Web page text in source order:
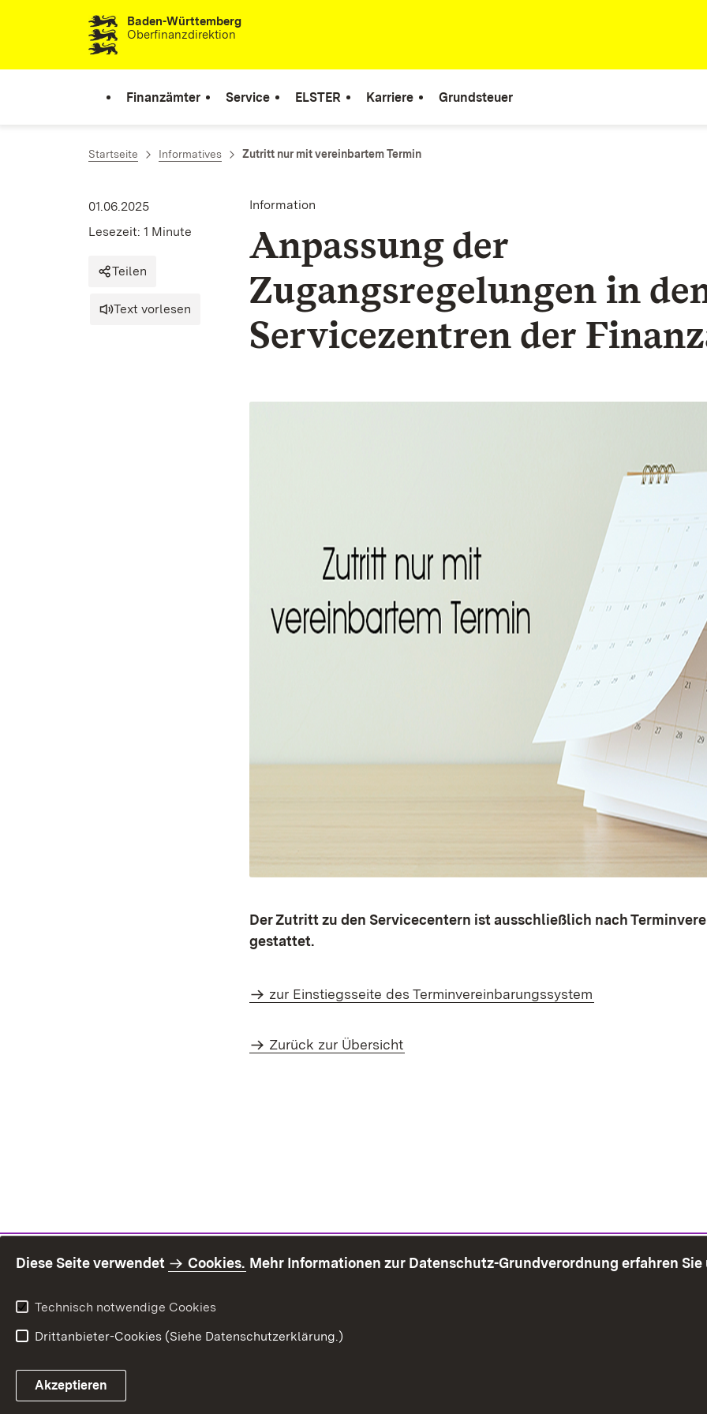
Zum Inhalt springenBaden-Württemberg
Oberfinanzdirektion
Finanzämter Service ELSTER Karriere Grundsteuer
Startseite Informatives Zutritt nur mit vereinbartem Termin
Information
Anpassung der
Zugangsregelungen in
Servicezentren der
01.06.2025
Lesezeit: 1 Minute
Teilen
Text vorlesen
Der Zutritt zu den Servicecentern ist ausschließlich nach
gestattet.
zur Einstiegsseite des Terminvereinbarungssystem
Zurück zur Übersicht
Diese Seite verwendet Cookies. Mehr Informationen zur Datenschutz-Grundverordnung erfahren Sie
Technisch notwendige Cookies
Drittanbieter-Cookies (Siehe Datenschutzerklärung.)
Akzeptieren